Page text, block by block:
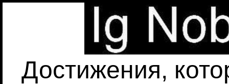
Достижения,